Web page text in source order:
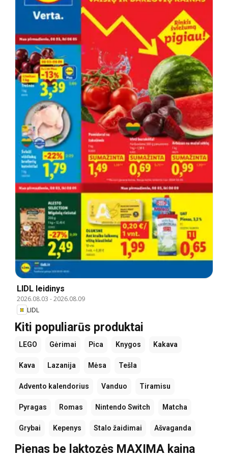
LIDL leidinys
2026.08.03 -2026.08.09
LIDL
Kiti populiarūs produktai
LEGO Gėrimai Pica Knygos Kakava
Kava Lazanija Mėsa Tešla
Advento kalendorius Vanduo Tiramisu
Pyragas Romas Nintendo Switch Matcha
Grybai Kepenys Stalo žaidimai Ašvaganda
Pienas be laktozės MAXIMA kaina